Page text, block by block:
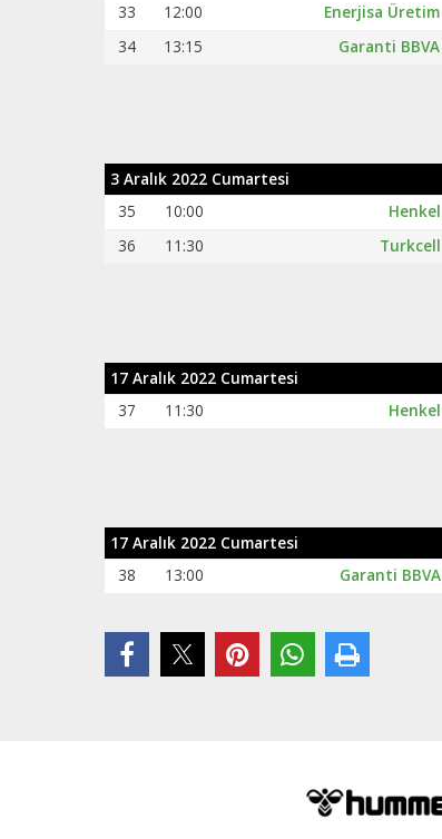
33
12:00 Enerjisa Üretim
34
13:15 Garanti BBVA
3 Aralık 2022 Cumartesi
35
10:00 Henkel
36
11:30 Turkcell
17 Aralık 2022 Cumartesi
37
11:30 Henkel
17 Aralık 2022 Cumartesi
38
13:00 Garanti BBVA